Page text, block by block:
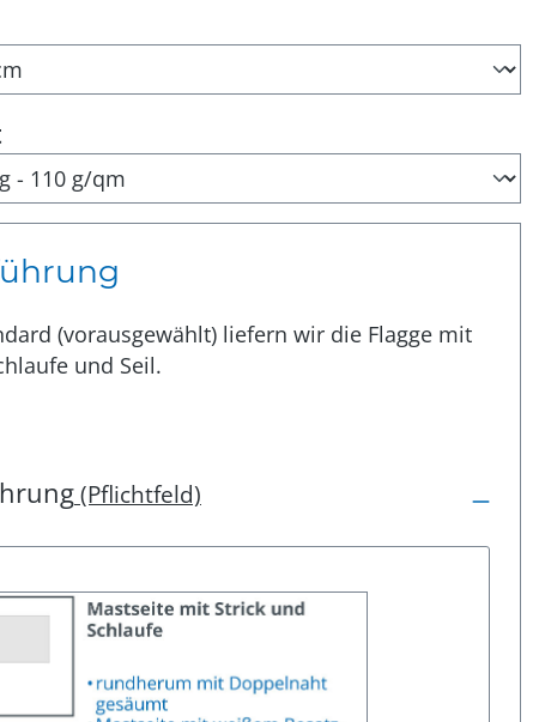
(vorausgewählt) liefern wir die Flagge mit
und Seil.
(Pflichtfeld)